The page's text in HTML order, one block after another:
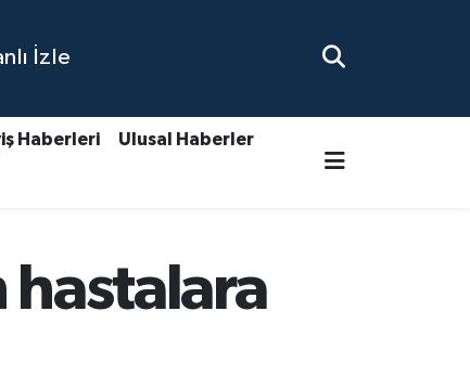
İzle
Haberleri Ulusal Haberler
hastalara